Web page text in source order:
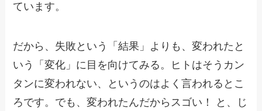
ています。
だから、失敗という「結果」よりも、変われたと
いう「変化」に目を向けてみる。ヒトはそうカン
タンに変われない、というのはよく言われるとこ
ろです。でも、変われたんだからスゴい！ と、じ